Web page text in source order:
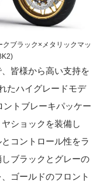
ブラック×メタリックマッ
皆様から高い支持を
たハイグレードモデ
ントブレーキパッケー
ショックを装備し
コントロール性をラ
ブラックとグレーの
ゴールドのフロント